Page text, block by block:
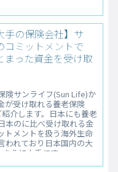
手の保険会社】サ
コミットメントで
まった資金を受け取
険サンライフ(Sun Life)か
が受け取れる養老保険
介します。日本にも養老
本のに比べ受け取れる金
トメントを扱う海外生命
われており日本国内の大
らに大手です。